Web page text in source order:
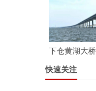
下仓黄湖大桥
快速关注